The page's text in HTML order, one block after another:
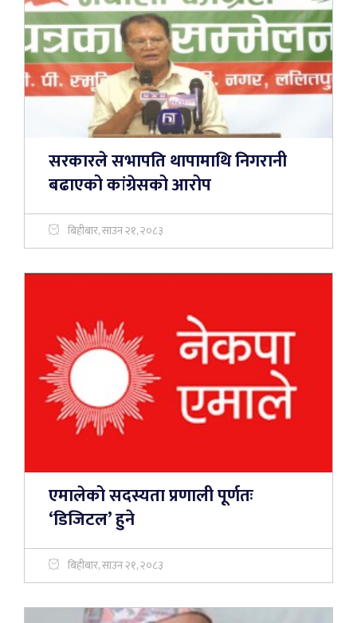
सरकारले सभापति थापामाथि निगरानी
बढाएको कांग्रेसको आरोप
बिहीबार, साउन २१, २०८३
एमालेको सदस्यता प्रणाली पूर्णतः
‘डिजिटल’ हुने
बिहीबार, साउन २१, २०८३